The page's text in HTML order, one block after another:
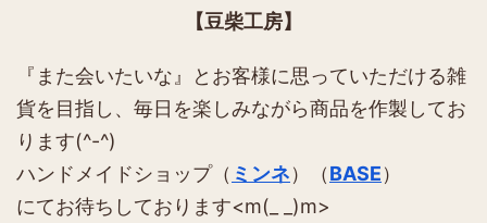
【豆柴工房】
『また会いたいな』とお客様に思っていただける雑
貨を目指し、毎日を楽しみながら商品を作製してお
ります(^-^)
ハンドメイドショップ（ ミンネ）（BASE）
にてお待ちしております<m(_ _)m>